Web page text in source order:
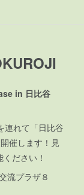
in 日比谷
連れて「日比谷
催します！見
ださい！
流プラザ８